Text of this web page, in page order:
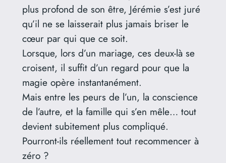
plus profond de son être, Jérémie s’est juré
qu’il ne se laisserait plus jamais briser le
cœur par qui que ce soit.
Lorsque, lors d’un mariage, ces deux-là se
croisent, il suffit d’un regard pour que la
magie opère instantanément.
Mais entre les peurs de l’un, la conscience
de l’autre, et la famille qui s’en mêle… tout
devient subitement plus compliqué.
Pourront-ils réellement tout recommencer à
zéro ?